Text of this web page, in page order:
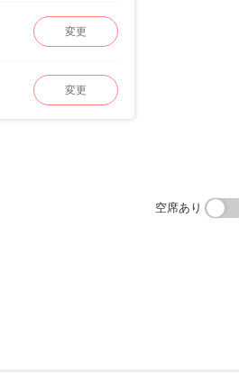
変更
変更
空席あり